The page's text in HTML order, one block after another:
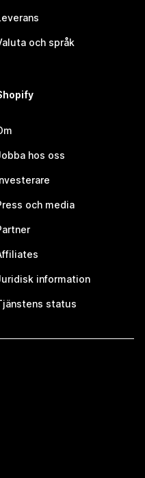
och språk
hos oss
Investerare
och media
information
status